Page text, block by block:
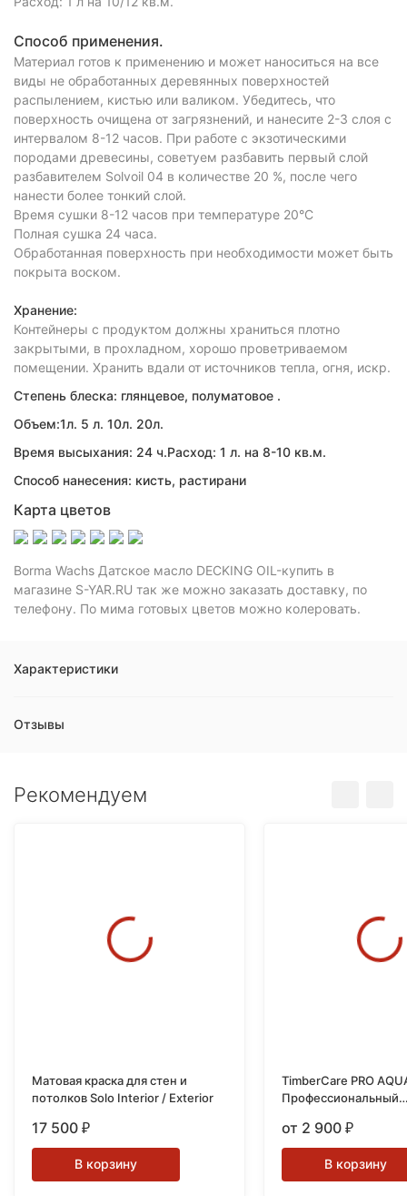
Способ применения.
Материал готов к применению и может наноситься на все
виды не обработанных деревянных поверхностей
распылением, кистью или валиком. Убедитесь, что
поверхность очищена от загрязнений, и нанесите 2-3 слоя с
интервалом 8-12 часов. При работе с экзотическими
породами древесины, советуем разбавить первый слой
разбавителем Solvoil 04 в количестве 20 %, после чего
нанести более тонкий слой.
Время сушки 8-12 часов при температуре 20°С
Полная сушка 24 часа.
Обработанная поверхность при необходимости может быть
покрыта воском.
Хранение:
Контейнеры с продуктом должны храниться плотно
закрытыми, в прохладном, хорошо проветриваемом
помещении. Хранить вдали от источников тепла, огня, искр.
Степень блеска: глянцевое, полуматовое .
Объем:1л. 5 л. 10л. 20л.
Время высыхания: 24 ч.Расход: 1 л. на 8-10 кв.м.
Способ нанесения: кисть, растирани
Карта цветов
Borma Wachs Датское масло DECKING OIL-купить в
магазине S-YAR.RU так же можно заказать доставку, по
телефону. По мима готовых цветов можно колеровать.
Характеристики
Отзывы
Рекомендуем
Матовая краска для стен и
потолков Solo Interior / Exterior
17 500 ₽
В корзину
TimberCare PRO
Профессиональный
основе
от 2 900 ₽
В корзину